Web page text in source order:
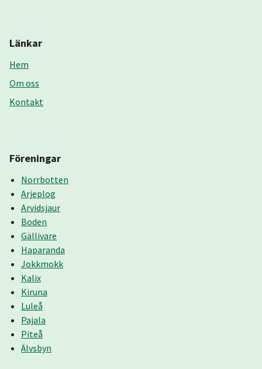
Länkar
Hem
Om oss
Kontakt
Föreningar
Norrbotten
Arjeplog
Arvidsjaur
Boden
Gällivare
Haparanda
Jokkmokk
Kalix
Kiruna
Luleå
Pajala
Piteå
Älvsbyn